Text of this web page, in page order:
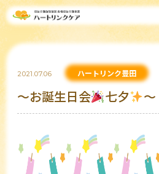
2021.07.06 ハートリンク豊田
～お誕生日会 七夕 ～